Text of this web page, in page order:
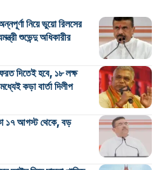
নিয়ে ভুয়ো রিলসের
শুভেন্দু অধিকারীর
দিতেই হবে, ১৮ লক্ষ
কড়া বার্তা দিলীপ
১৭ আগস্ট থেকে, বড়